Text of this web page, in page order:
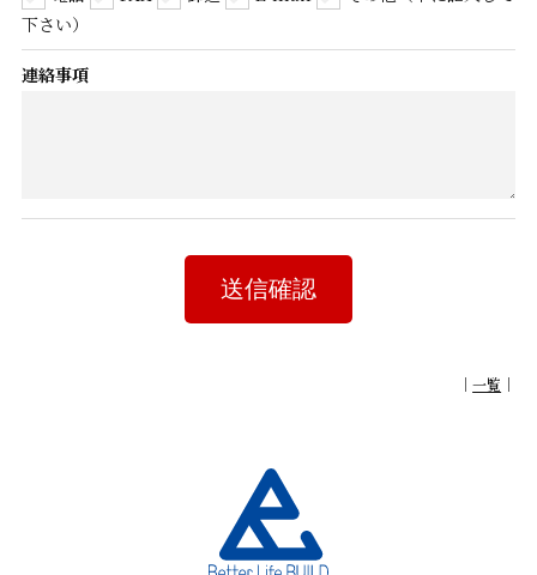
下さい）
連絡事項
送信確認
｜一覧 ｜